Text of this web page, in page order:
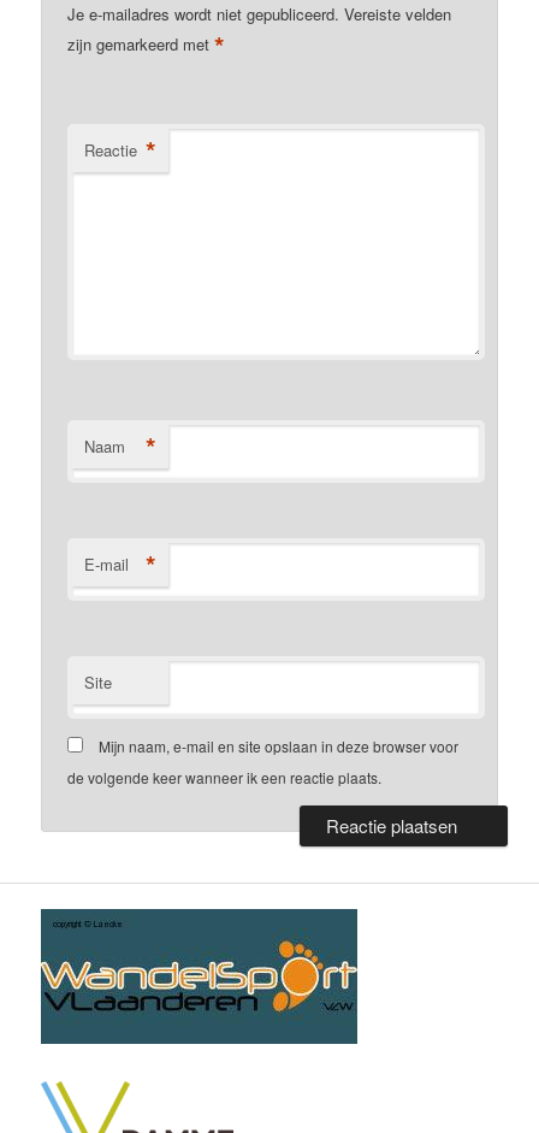
Je e-mailadres wordt niet gepubliceerd. Vereiste velden
zijn gemarkeerd met*
Reactie *
Naam *
E-mail *
Site
Mijn naam, e-mail en site opslaan in deze browser voor
de volgende keer wanneer ik een reactie plaats.